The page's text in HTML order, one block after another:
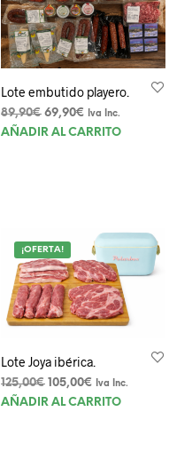
Lote embutido playero.
89,90€ El
precio
69,90€El
precio
Iva Inc.
AÑADIR AL CARRITO
¡OFERTA!
Lote Joya ibérica.
125,00€ El
precio
105,00€El
precio
Iva Inc.
AÑADIR AL CARRITO